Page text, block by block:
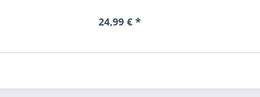
24,99 € *